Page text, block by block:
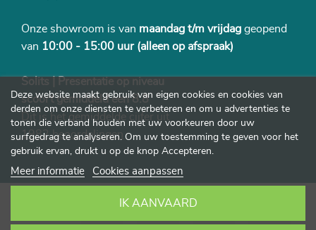
Onze showroom is van maandag t/m vrijdag geopend
van 10:00 - 15:00 uur (alleen op afspraak)
Solits | Presentatie op niveau
scoort gemiddeld een 8.8
Dit is het gemiddelde cijfer uit
1982 beoordelingen
Deze website maakt gebruik van eigen cookies en cookies van
derden om onze diensten te verbeteren en om u advertenties te
tonen die verband houden met uw voorkeuren door uw
surfgedrag te analyseren. Om uw toestemming te geven voor het
gebruik ervan, drukt u op de knop Accepteren.
Meer informatie Cookies aanpassen
IK AANVAARD